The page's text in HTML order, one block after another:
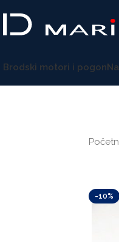
Brodski motori i pogon
-10%